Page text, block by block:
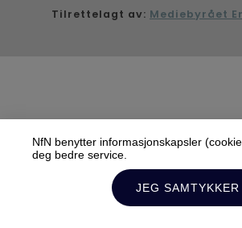
Tilrettelagt av: Mediebyrået
NfN benytter informasjonskapsler
deg bedre service.
JEG SAMTYKKER